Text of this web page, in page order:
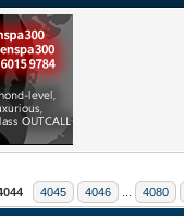
4045 4046 4080